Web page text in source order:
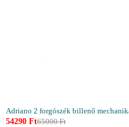
Adriano 2 forgószék billenő
65000Ft
54290 Ft